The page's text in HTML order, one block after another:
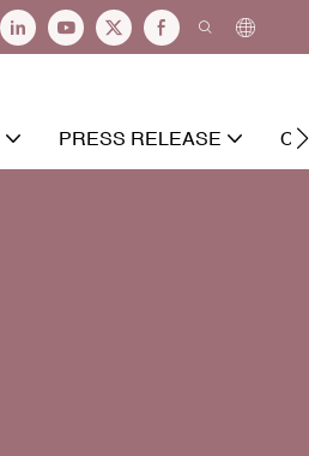
PRESS RELEASE